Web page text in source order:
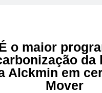
o maior
da
Alckmin em
Mover